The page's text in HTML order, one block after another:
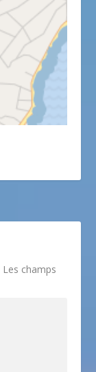
Les champs